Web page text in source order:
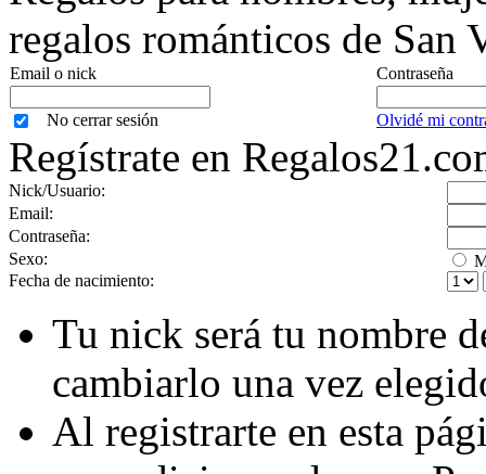
regalos románticos de San
Email o nick Contraseña
No cerrar sesión Olvidé mi
Regístrate en
Nick/Usuario:
Email:
Contraseña:
Sexo:
Fecha de nacimiento:
Tu nick será tu nombre
cambiarlo una vez
Al registrarte en esta